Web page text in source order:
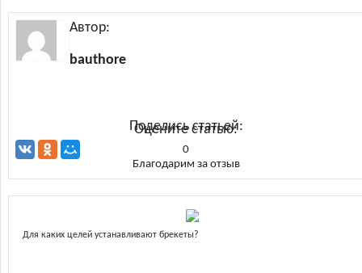
Автор:
bauthore
Поделись статьей:
Оцените статью:
0
Благодарим за отзыв
Для каких целей устанавливают брекеты?